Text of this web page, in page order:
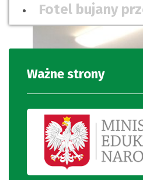
Fotel bujany
Ważne strony